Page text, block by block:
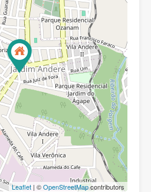
Leaflet | ©OpenStreetMapcontributors